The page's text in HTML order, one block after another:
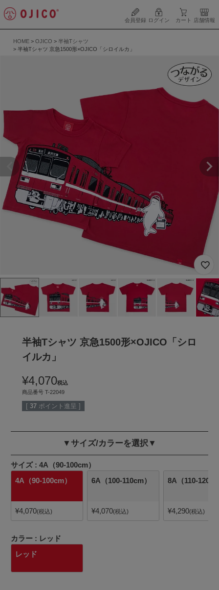
会員登録 ログイン カート 店舗情報
HOME OJICO
半袖Tシャツ
半袖Tシャツ 京急1500形×OJICO「シロイルカ」
半袖Tシャツ 京急1500形×OJICO「シロ
イルカ」
¥4,070税込
商品番号 T-22049
[ 37 ポイント進呈 ]
▼サイズ/カラーを選択▼
サイズ
4A（90-100cm）
4A（90-100cm）
¥4,070 税込
6A（100-110cm）
¥4,070 税込
8A（110-
¥4,290 税込
カラー
レッド
レッド